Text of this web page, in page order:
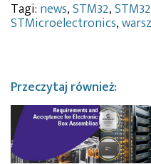
Tagi: news,STM32,
STMicroelectronics,
Przeczytaj również: